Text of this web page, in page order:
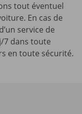
tout éventuel
En cas de
service de
7 dans toute
en toute sécurité.